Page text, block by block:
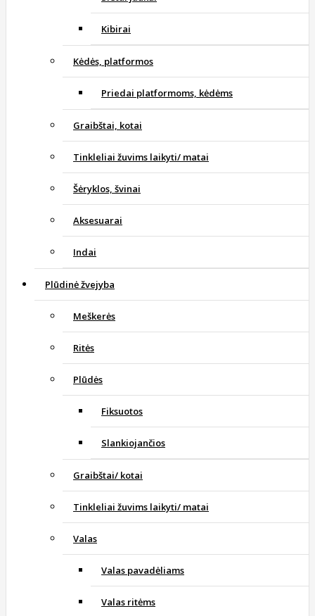
Kibirai
Kėdės, platformos
Priedai platformoms, kėdėms
Graibštai, kotai
Tinkleliai žuvims laikyti/ matai
Šėryklos, švinai
Aksesuarai
Indai
Plūdinė žvejyba
Meškerės
Ritės
Plūdės
Fiksuotos
Slankiojančios
Graibštai/ kotai
Tinkleliai žuvims laikyti/ matai
Valas
Valas pavadėliams
Valas ritėms